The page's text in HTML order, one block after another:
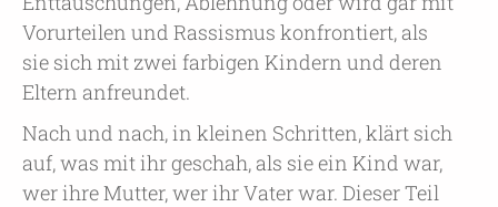
Vorurteilen und Rassismus konfrontiert, als
sie sich mit zwei farbigen Kindern und deren
Eltern anfreundet.
Nach und nach, in kleinen Schritten, klärt sich
auf, was mit ihr geschah, als sie ein Kind war,
wer ihre Mutter, wer ihr Vater war. Dieser Teil